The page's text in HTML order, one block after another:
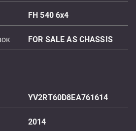
FH 540 6x4
FOR SALE AS CHASSIS
YV2RT60D8EA761614
2014